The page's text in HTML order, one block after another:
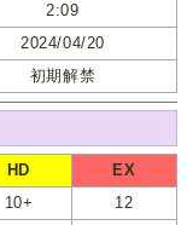
2:09
2024/04/20
初期解禁
HD
EX
10+
12